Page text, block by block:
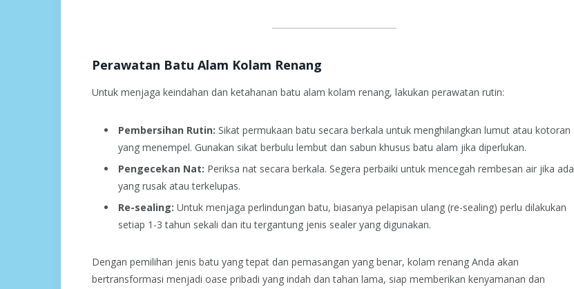
Perawatan Batu Alam Kolam Renang
Untuk menjaga keindahan dan ketahanan batu alam kolam renang, lakukan perawatan rutin:
Pembersihan Rutin: Sikat permukaan batu secara berkala untuk menghilangkan lumut atau kotoran
yang menempel. Gunakan sikat berbulu lembut dan sabun khusus batu alam jika diperlukan.
Pengecekan Nat: Periksa nat secara berkala. Segera perbaiki untuk mencegah rembesan air jika ada
yang rusak atau terkelupas.
Re-sealing: Untuk menjaga perlindungan batu, biasanya pelapisan ulang (re-sealing) perlu dilakukan
setiap 1-3 tahun sekali dan itu tergantung jenis sealer yang digunakan.
Dengan pemilihan jenis batu yang tepat dan pemasangan yang benar, kolam renang Anda akan
bertransformasi menjadi oase pribadi yang indah dan tahan lama, siap memberikan kenyamanan dan